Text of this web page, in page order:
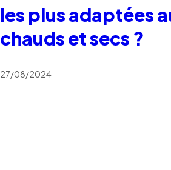
les plus adaptées
chauds et secs ?
27/08/2024